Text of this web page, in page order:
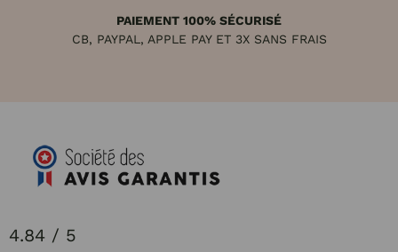
PAIEMENT 100% SÉCURISÉ
CB, PAYPAL, APPLE PAY ET 3X SANS FRAIS
4.84 / 5